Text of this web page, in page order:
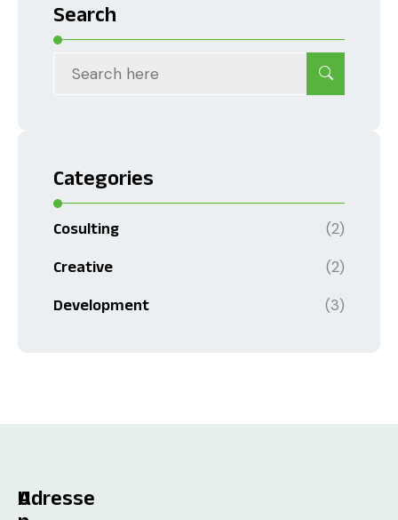
Search
Categories
Cosulting (2)
Creative (2)
Development (3)
U
Adresse